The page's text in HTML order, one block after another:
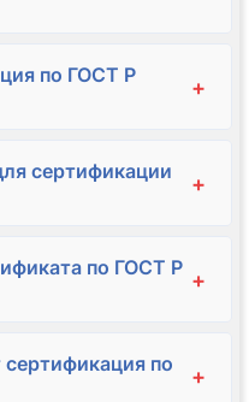
по ГОСТ Р
+
сертификации
+
по ГОСТ Р +
по
+